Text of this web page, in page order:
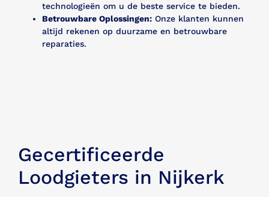
technologieën om u de beste service te bieden.
Betrouwbare Oplossingen: Onze klanten kunnen
altijd rekenen op duurzame en betrouwbare
reparaties.
Gecertificeerde
Loodgieters in Nijkerk